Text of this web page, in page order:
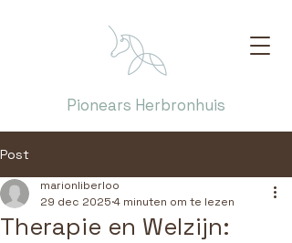
Pionears Herbronhuis
Post
Therapie en Welzijn:
marionliberloo
29 dec 2025 4 minuten om te lezen